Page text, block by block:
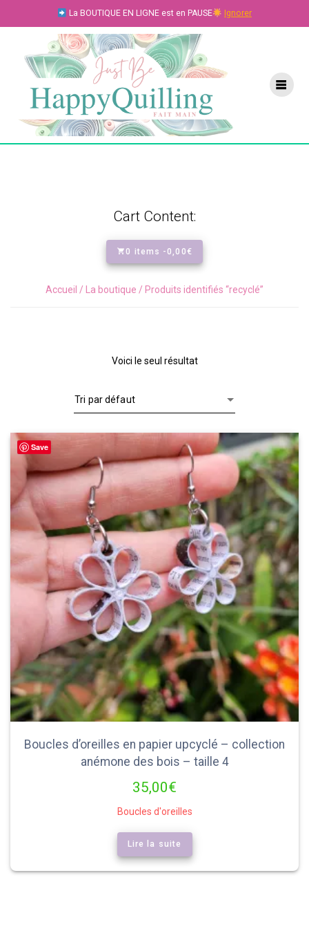
content
La BOUTIQUE EN LIGNE est en PAUSE Ignorer
Cart Content:
0 items -0,00€
Accueil / La boutique / Produits identifiés “recyclé”
Voici le seul résultat
Save
Boucles d’oreilles en papier upcyclé – collection
anémone des bois – taille 4
35,00€
Boucles d'oreilles
Lire la suite